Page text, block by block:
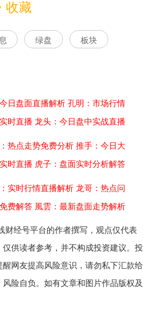
收藏
绿盘 板块
日盘面直播解析 孔明：市场行情
实时直播 龙头：今日盘中实战直播
热点走势免费分析 推手：今日大
时直播 虎子：盘面实时分析解答
实时行情直播解析 龙哥：热点问
费解答 風雲：最新盘面走势解析
财经号平台的作者撰写，观点仅代表
供读者参考，并不构成投资建议。投
网友提高风险意识，请勿私下汇款给
险自负。如有文章和图片作品版权及